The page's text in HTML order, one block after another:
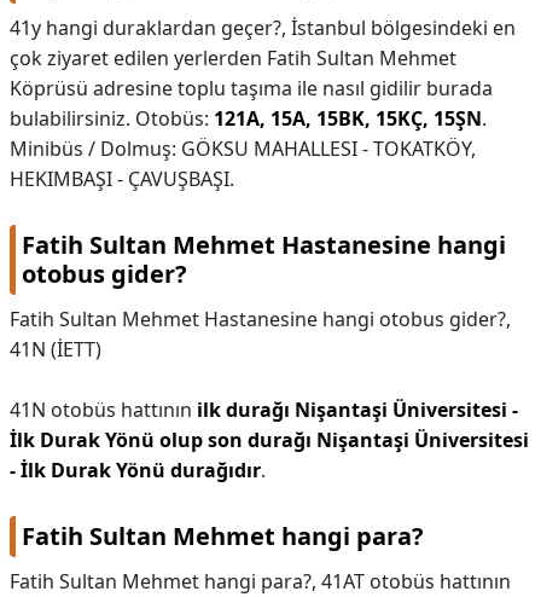
41y hangi duraklardan geçer?, İstanbul bölgesindeki en
çok ziyaret edilen yerlerden Fatih Sultan Mehmet
Köprüsü adresine toplu taşıma ile nasıl gidilir burada
bulabilirsiniz. Otobüs: 121A, 15A, 15BK, 15KÇ, 15ŞN.
Minibüs / Dolmuş: GÖKSU MAHALLESI - TOKATKÖY,
HEKIMBAŞI - ÇAVUŞBAŞI.
Fatih Sultan Mehmet Hastanesine hangi
otobus gider?
Fatih Sultan Mehmet Hastanesine hangi otobus gider?,
41N (İETT)
41N otobüs hattının ilk durağı Nişantaşi Üniversitesi -
İlk Durak Yönü olup son durağı Nişantaşi Üniversitesi
- İlk Durak Yönü durağıdır.
Fatih Sultan Mehmet hangi para?
Fatih Sultan Mehmet hangi para?, 41AT otobüs hattının